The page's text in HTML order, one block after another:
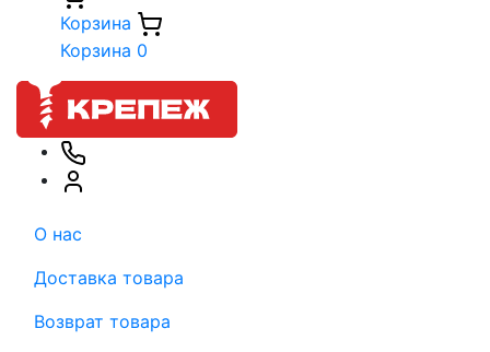
Корзина
Корзина 0
О нас
Доставка товара
Возврат товара